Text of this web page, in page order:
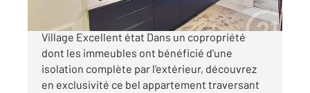
À vendre Appartement T4 à Vaulx-en-Velin
Village Excellent état Dans un copropriété
dont les immeubles ont bénéficié d'une
isolation complète par l'extérieur, découvrez
en exclusivité ce bel appartement traversant